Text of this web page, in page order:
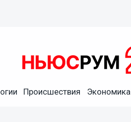
Происшествия Экономика
изъято у